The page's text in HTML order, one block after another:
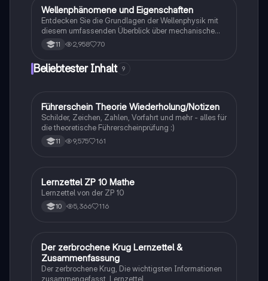
machen möchten.
Physik
Wellenphänomene und Eigenschaften
Entdecken Sie die Grundlagen der Wellenphysik mit
diesem umfassenden Überblick über mechanische
und elektromagnetische Wellen. Erfahren Sie mehr
über stehende Wellen, Interferenz, Reflexion,
von Wellen. Ideal für Studierende, die sich auf
11 2,958 70
Beliebtester Inhalt 9
Lerntipps
Führerschein Theorie Wiederholung/Notizen
Schilder, Zeichen, Zahlen, Vorfahrt und mehr - alles für
die theoretische Führerscheinprüfung :)
11 9,575 161
Mathe
Lernzettel ZP 10 Mathe
Lernzettel von der ZP 10
10 5,366 116
Deutsch
Der zerbrochene Krug Lernzettel &
Zusammenfassung
Der zerbrochene Krug, Die wichtigsten Informationen
zusammengefasst, Lernzettel